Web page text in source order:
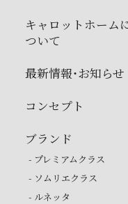
キャロットホーム
ついて
最新情報・お知らせ
コンセプト
ブランド
- プレミアムクラス
- ソムリエクラス
- ルネッタ